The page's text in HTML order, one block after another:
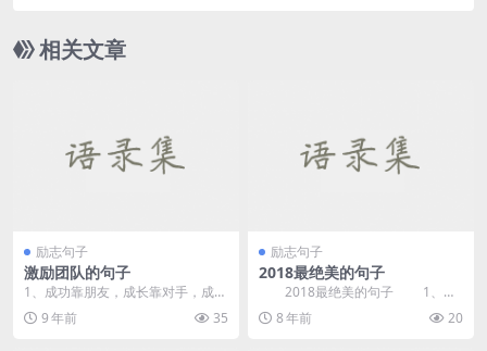
相关文章
励志句子
激励团队的句子
1、成功靠朋友，成长靠对手，成就
靠团队。创意是金钱，策划显业
绩，思考才致富。知道...
9 年前 35
励志句子
2018最绝美的句子
2018最绝美的句子 1、说
一千遍我爱你，不如用力抱紧你，
让你感受我的心...
8 年前 20